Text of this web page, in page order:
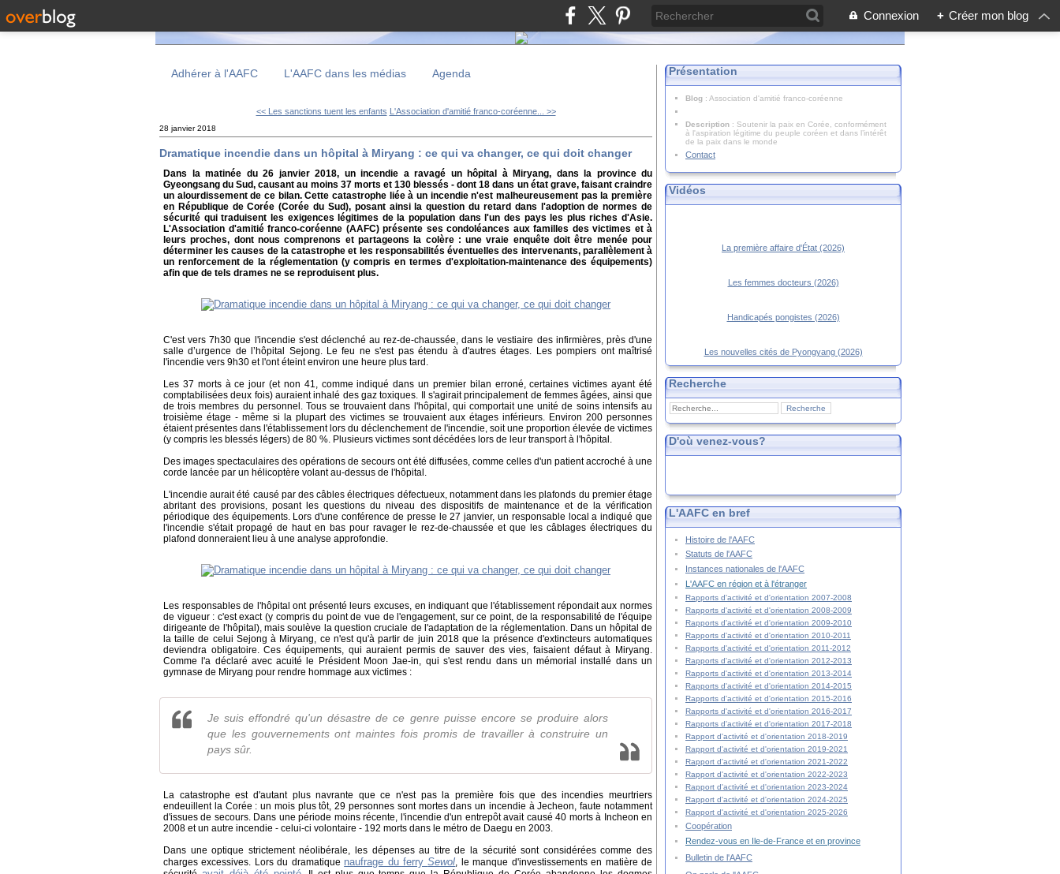
Connexion + Créer mon blog
Adhérer à l'AAFC L'AAFC dans les médias Agenda
<< Les sanctions tuent les enfants L'Association d'amitié franco-coréenne... >>
28 janvier 2018
Dramatique incendie dans un hôpital à Miryang : ce qui va changer, ce qui doit changer
Dans la matinée du 26 janvier 2018, un incendie a ravagé un hôpital à Miryang, dans la province du
Gyeongsang du Sud, causant au moins 37 morts et 130 blessés - dont 18 dans un état grave, faisant craindre
un alourdissement de ce bilan. Cette catastrophe liée à un incendie n'est malheureusement pas la première
en République de Corée (Corée du Sud), posant ainsi la question du retard dans l'adoption de normes de
sécurité qui traduisent les exigences légitimes de la population dans l'un des pays les plus riches d'Asie.
L'Association d'amitié franco-coréenne (AAFC) présente ses condoléances aux familles des victimes et à
leurs proches, dont nous comprenons et partageons la colère : une vraie enquête doit être menée pour
déterminer les causes de la catastrophe et les responsabilités éventuelles des intervenants, parallèlement à
un renforcement de la réglementation (y compris en termes d'exploitation-maintenance des équipements)
afin que de tels drames ne se reproduisent plus.
C'est vers 7h30 que l'incendie s'est déclenché au rez-de-chaussée, dans le vestiaire des infirmières, près d'une
salle d’urgence de l’hôpital Sejong. Le feu ne s'est pas étendu à d'autres étages. Les pompiers ont maîtrisé
l'incendie vers 9h30 et l'ont éteint environ une heure plus tard.
Les 37 morts à ce jour (et non 41, comme indiqué dans un premier bilan erroné, certaines victimes ayant été
comptabilisées deux fois) auraient inhalé des gaz toxiques. Il s'agirait principalement de femmes âgées, ainsi que
de trois membres du personnel. Tous se trouvaient dans l'hôpital, qui comportait une unité de soins intensifs au
troisième étage - même si la plupart des victimes se trouvaient aux étages inférieurs. Environ 200 personnes
étaient présentes dans l'établissement lors du déclenchement de l'incendie, soit une proportion élevée de victimes
(y compris les blessés légers) de 80 %. Plusieurs victimes sont décédées lors de leur transport à l'hôpital.
Des images spectaculaires des opérations de secours ont été diffusées, comme celles d'un patient accroché à une
corde lancée par un hélicoptère volant au-dessus de l'hôpital.
L'incendie aurait été causé par des câbles électriques défectueux, notamment dans les plafonds du premier étage
abritant des provisions, posant les questions du niveau des dispositifs de maintenance et de la vérification
périodique des équipements. Lors d'une conférence de presse le 27 janvier, un responsable local a indiqué que
l'incendie s'était propagé de haut en bas pour ravager le rez-de-chaussée et que les câblages électriques du
plafond donneraient lieu à une analyse approfondie.
Les responsables de l'hôpital ont présenté leurs excuses, en indiquant que l'établissement répondait aux normes
de vigueur : c'est exact (y compris du point de vue de l'engagement, sur ce point, de la responsabilité de l'équipe
dirigeante de l'hôpital), mais soulève la question cruciale de l'adaptation de la réglementation. Dans un hôpital de
la taille de celui Sejong à Miryang, ce n'est qu'à partir de juin 2018 que la présence d'extincteurs automatiques
deviendra obligatoire. Ces équipements, qui auraient permis de sauver des vies, faisaient défaut à Miryang.
Comme l'a déclaré avec acuité le Président Moon Jae-in, qui s'est rendu dans un mémorial installé dans un
gymnase de Miryang pour rendre hommage aux victimes :
Je suis effondré qu'un désastre de ce genre puisse encore se produire alors
que les gouvernements ont maintes fois promis de travailler à construire un
pays sûr.
La catastrophe est d'autant plus navrante que ce n'est pas la première fois que des incendies meurtriers
endeuillent la Corée : un mois plus tôt, 29 personnes sont mortes dans un incendie à Jecheon, faute notamment
d'issues de secours. Dans une période moins récente, l'incendie d'un entrepôt avait causé 40 morts à Incheon en
2008 et un autre incendie - celui-ci volontaire - 192 morts dans le métro de Daegu en 2003.
Dans une optique strictement néolibérale, les dépenses au titre de la sécurité sont considérées comme des
charges excessives. Lors du dramatique naufrage du ferrySewol, le manque d'investissements en matière de
Présentation
Blog : Association d'amitié franco-coréenne
Description : Soutenir la paix en Corée, conformément
à l'aspiration légitime du peuple coréen et dans l’intérêt
de la paix dans le monde
Contact
Vidéos
La première affaire d'État (2026)
Les femmes docteurs (2026)
Handicapés pongistes (2026)
Les nouvelles cités de Pyongyang (2026)
Recherche
D'où venez-vous?
L'AAFC en bref
Histoire de l'AAFC
Statuts de l'AAFC
Instances nationales de l'AAFC
L'AAFC en région et à l'étranger
Rapports d'activité et d'orientation 2007-2008
Rapports d'activité et d'orientation 2008-2009
Rapports d'activité et d'orientation 2009-2010
Rapports d'activité et d'orientation 2010-2011
Rapports d'activité et d'orientation 2011-2012
Rapports d'activité et d'orientation 2012-2013
Rapports d'activité et d'orientation 2013-2014
Rapports d'activité et d'orientation 2014-2015
Rapports d'activité et d'orientation 2015-2016
Rapports d'activité et d'orientation 2016-2017
Rapports d'activité et d'orientation 2017-2018
Rapport d'activité et d'orientation 2018-2019
Rapport d'activité et d'orientation 2019-2021
Rapport d'activité et d'orientation 2021-2022
Rapport d'activité et d'orientation 2022-2023
Rapport d'activité et d'orientation 2023-2024
Rapport d'activité et d'orientation 2024-2025
Rapport d'activité et d'orientation 2025-2026
Coopération
Rendez-vous en Ile-de-France et en province
Bulletin de l'AAFC